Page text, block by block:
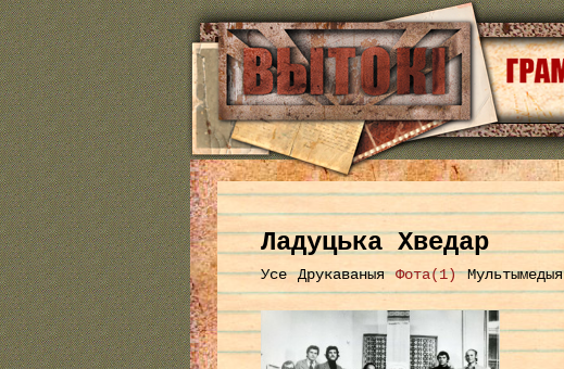
Ладуцька Хведар
Усе Друкаваныя Фота(1) Мультымедыя